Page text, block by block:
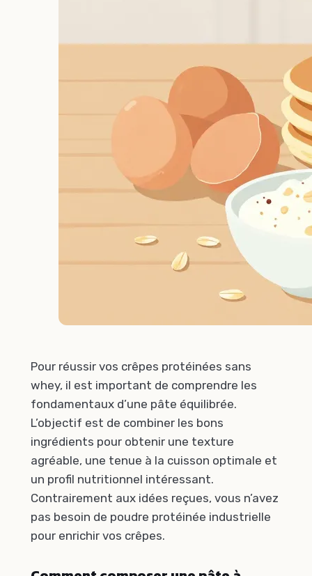
Pour réussir vos crêpes protéinées sans
whey, il est important de comprendre les
fondamentaux d’une pâte équilibrée.
L’objectif est de combiner les bons
ingrédients pour obtenir une texture
agréable, une tenue à la cuisson optimale et
un profil nutritionnel intéressant.
Contrairement aux idées reçues, vous n’avez
pas besoin de poudre protéinée industrielle
pour enrichir vos crêpes.